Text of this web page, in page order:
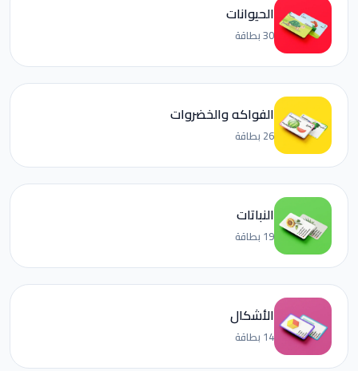
الحيوانات
30 بطاقة
الفواكه والخضروات
26 بطاقة
النباتات
19 بطاقة
الأشكال
14 بطاقة